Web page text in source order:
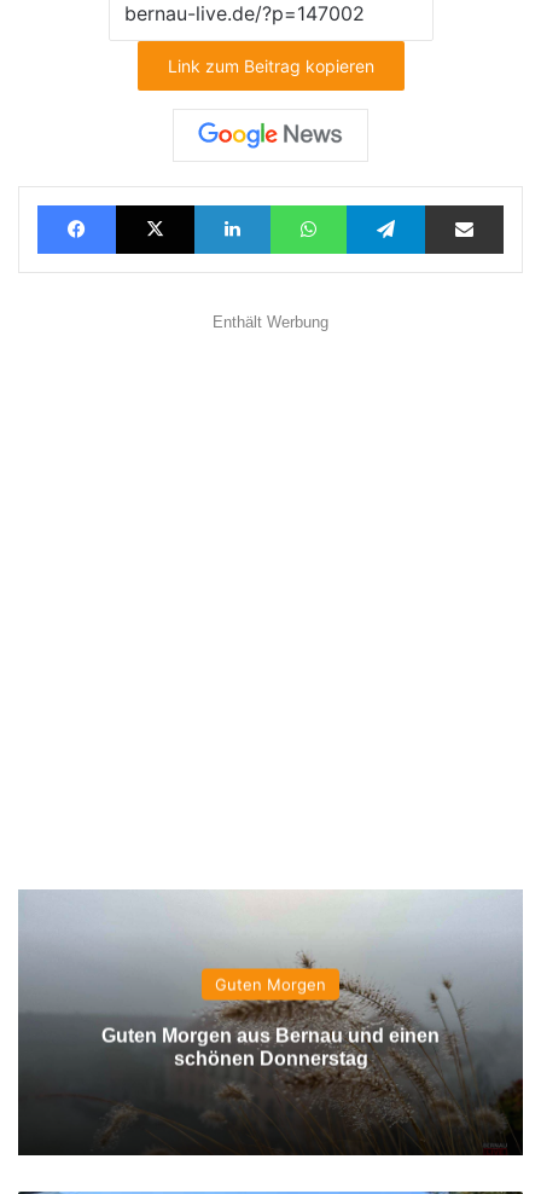
Link zum Beitrag kopieren
FacebookX LinkedInWhatsAppTelegramTeilen via E-Mail
Enthält Werbung
Guten Morgen
Guten Morgen aus Bernau und einen
schönen Donnerstag